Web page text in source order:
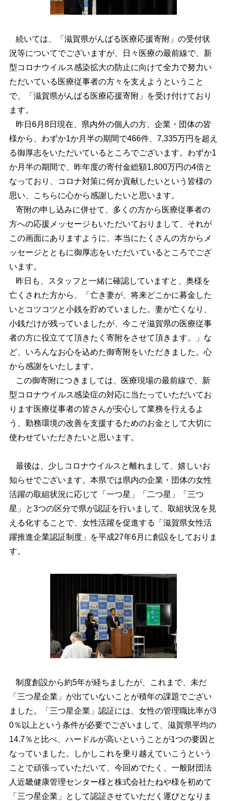
続いては、「滋賀県がんばる医療応援寄附」の受付状
況等についてでございますが、日々医療の最前線で、新
型コロナウイルス感染拡大の防止に向けて全力で努力い
ただいている医療従事者の方々を支えようということ
で、「滋賀県がんばる医療応援寄附」を受け付けており
ます。
昨日6月8日現在、県内外の個人の方、企業・団体の皆
様から、わずか1か月半の期間で466件、7,335万円を超え
る御厚志をいただいているところでございます。わずか1
か月半の期間で、昨年度の寄付金総額1,800万円の4倍と
なっており、コロナ対策に何か貢献したいという皆様の
思い、こちらに心から感謝したいと思います。
寄附の申し込みに併せて、多くの方から医療従事者の
方への応援メッセージもいただいておりまして、それが
この画面にありますように、本当にたくさんの方からメ
ッセージとともに御厚志をいただいているところでござ
います。
昨日も、スタッフと一緒に確認していますと、奥様を
亡くされた方から、「亡き妻が、将来どこかに募金した
いとコツコツと小銭を貯めていました。妻が亡くなり、
小銭だけが残っていましたが、今こそ滋賀県の医療従事
者の方に役立てて頂きたく寄附をさせて頂きます。」な
ど、いろんなお心を込めた御寄附をいただきました。心
から感謝をいたします。
この御寄附につきましては、医療現場の最前線で、新
型コロナウイルス感染症の対応に当たっていただいてお
ります医療従事者の皆さんが安心して業務を行えるよ
う、勤務環境の改善を支援するためのお金として大切に
使わせていただきたいと思います。
最後は、少しコロナウイルスと離れまして、嬉しいお
知らせでございます。本県では県内の企業・団体の女性
活躍の取組状況に応じて「一つ星」「二つ星」「三つ
星」と3つの区分で県が認証を行いまして、取組状況を見
える化することで、女性活躍を促進する「滋賀県女性活
躍推進企業認証制度」を平成27年6月に創設をしておりま
す。
制度創設から約5年が経ちましたが、これまで、未だ
「三つ星企業」が出ていないことが積年の課題でござい
ました。「三つ星企業」認証には、女性の管理職比率が3
0％以上という条件が必要でございまして、滋賀県平均の
14.7％と比べ、ハードルが高いということが1つの要因と
なっていました。しかしこれを乗り越えていこうという
ことで頑張っていただいて、今回めでたく、一般財団法
人近畿健康管理センター様と株式会社たねや様を初めて
「三つ星企業」として認証させていただく運びとなりま